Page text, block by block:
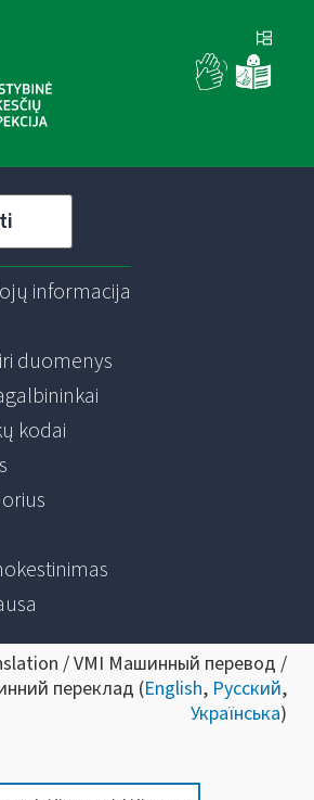
informacija
duomenys
kodai
/ VMI Машинный перевод /
переклад (English, Русский,
Українська)